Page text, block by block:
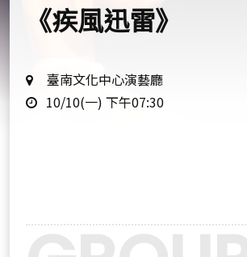
《疾風迅雷》
地
點
臺南文化中心演藝廳
時
10/10(一) 下午07:30